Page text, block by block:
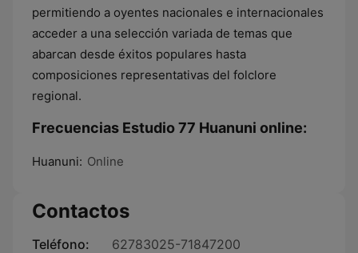
permitiendo a oyentes nacionales e internacionales
acceder a una selección variada de temas que
abarcan desde éxitos populares hasta
composiciones representativas del folclore
regional.
Frecuencias Estudio 77 Huanuni online:
Huanuni: Online
Contactos
Teléfono:
62783025-71847200